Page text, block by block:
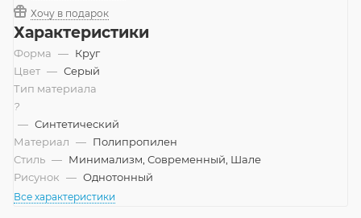
Хочу в подарок
Характеристики
Форма — Круг
Цвет — Серый
Тип материала
?
— Синтетический
Материал — Полипропилен
Стиль — Минимализм, Современный, Шале
Рисунок — Однотонный
Все характеристики